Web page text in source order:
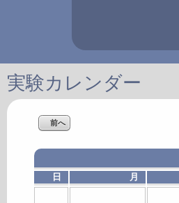
実験カレンダー
前へ
日 月